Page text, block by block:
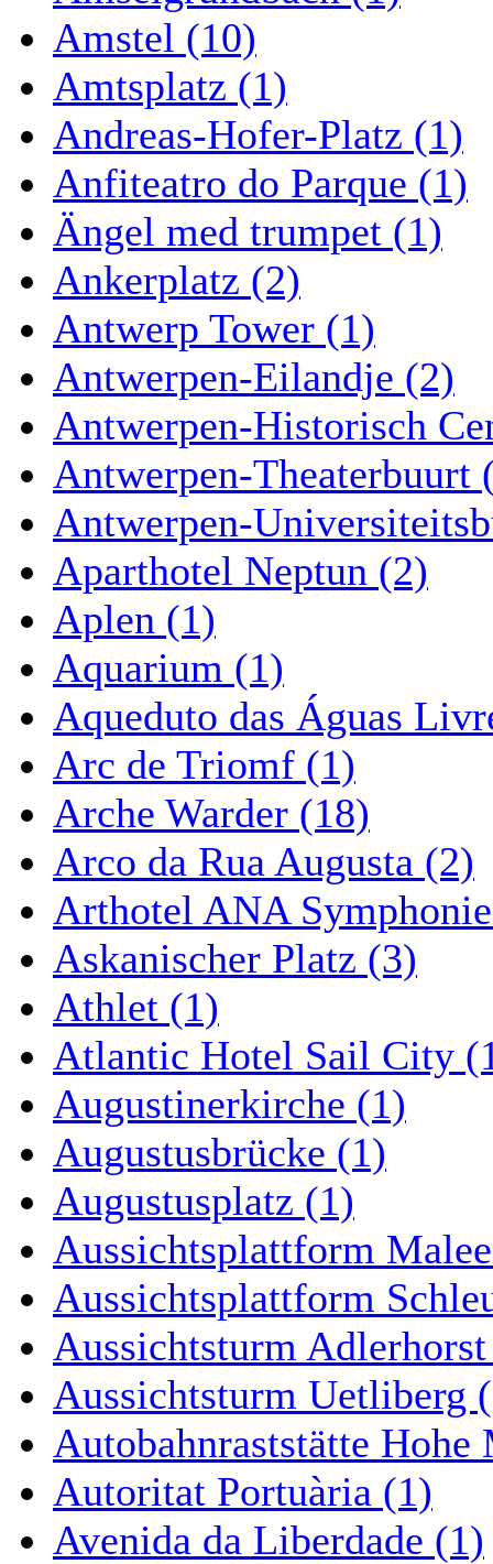
Amstel (10)
Amtsplatz (1)
Andreas-Hofer-Platz (1)
Anfiteatro do Parque (1)
Ängel med trumpet (1)
Ankerplatz (2)
Antwerp Tower (1)
Antwerpen-Eilandje (2)
Antwerpen-Historisch
Antwerpen-Theaterbuurt
Antwerpen-
Aparthotel Neptun (2)
Aplen (1)
Aquarium (1)
Aqueduto das Águas
Arc de Triomf (1)
Arche Warder (18)
Arco da Rua Augusta (2)
Arthotel ANA
Askanischer Platz (3)
Athlet (1)
Atlantic Hotel Sail City
Augustinerkirche (1)
Augustusbrücke (1)
Augustusplatz (1)
Aussichtsplattform
Aussichtsplattform
Aussichtsturm
Aussichtsturm Uetliberg
Autobahnraststätte Hohe
Autoritat Portuària (1)
Avenida da Liberdade (1)